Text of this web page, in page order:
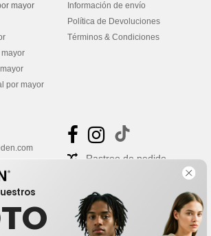
mayor
por mayor
Información de envío
Política de Devoluciones
Términos & Condiciones
Rastreo de pedido